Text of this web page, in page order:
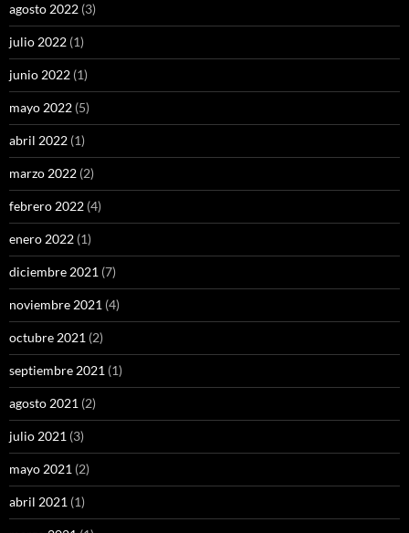
agosto 2022 (3)
julio 2022 (1)
junio 2022 (1)
mayo 2022 (5)
abril 2022 (1)
marzo 2022 (2)
febrero 2022 (4)
enero 2022 (1)
diciembre 2021 (7)
noviembre 2021 (4)
octubre 2021 (2)
septiembre 2021 (1)
agosto 2021 (2)
julio 2021 (3)
mayo 2021 (2)
abril 2021 (1)